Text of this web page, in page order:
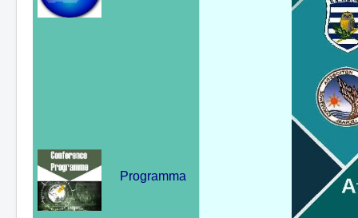
Programma